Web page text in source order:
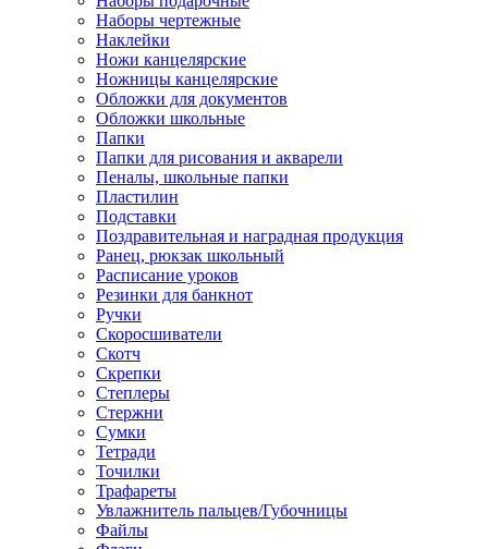
Наборы чертежные
Наклейки
Ножи канцелярские
Ножницы канцелярские
Обложки для документов
Обложки школьные
Папки
Папки для рисования и акварели
Пеналы, школьные папки
Пластилин
Подставки
Поздравительная и наградная продукция
Ранец, рюкзак школьный
Расписание уроков
Резинки для банкнот
Ручки
Скоросшиватели
Скотч
Скрепки
Степлеры
Стержни
Сумки
Тетради
Точилки
Трафареты
Увлажнитель пальцев/Губочницы
Файлы